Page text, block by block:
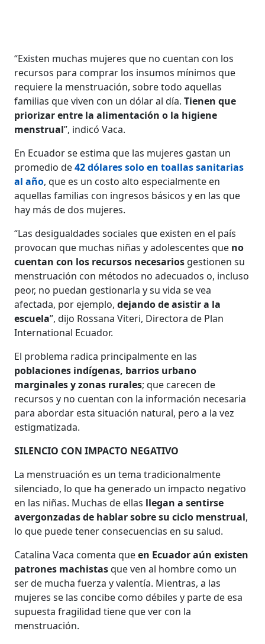
“Existen muchas mujeres que no cuentan con los
recursos para comprar los insumos mínimos que
requiere la menstruación, sobre todo aquellas
familias que viven con un dólar al día.Tienen que
priorizar entre la alimentación o la higiene
menstrual”, indicó Vaca.
En Ecuador se estima que las mujeres gastan un
promedio de42 dólares solo en toallas sanitarias
al año, que es un costo alto especialmente en
aquellas familias con ingresos básicos y en las que
hay más de dos mujeres.
“Las desigualdades sociales que existen en el país
provocan que muchas niñas y adolescentes que no
cuentan con los recursos necesarios gestionen su
menstruación con métodos no adecuados o, incluso
peor, no puedan gestionarla y su vida se vea
afectada, por ejemplo,dejando de asistir a la
escuela”, dijo Rossana Viteri, Directora de Plan
International Ecuador.
El problema radica principalmente en las
poblaciones indígenas, barrios urbano
marginales y zonas rurales; que carecen de
recursos y no cuentan con la información necesaria
para abordar esta situación natural, pero a la vez
estigmatizada.
SILENCIO CON IMPACTO NEGATIVO
La menstruación es un tema tradicionalmente
silenciado, lo que ha generado un impacto negativo
en las niñas. Muchas de ellas llegan a sentirse
avergonzadas de hablar sobre su ciclo menstrual,
lo que puede tener consecuencias en su salud.
Catalina Vaca comenta queen Ecuador aún existen
patrones machistasque ven al hombre como un
ser de mucha fuerza y valentía. Mientras, a las
mujeres se las concibe como débiles y parte de esa
supuesta fragilidad tiene que ver con la
menstruación.